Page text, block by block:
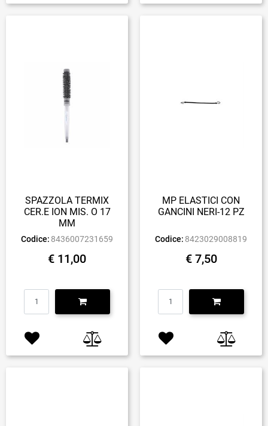
SPAZZOLA TERMIX
CER.E ION MIS. O 17
MM
Codice: 8436007231659
€ 11,00
Quantità
MP ELASTICI CON
GANCINI NERI-12 PZ
Codice: 8423029008819
€ 7,50
Quantità